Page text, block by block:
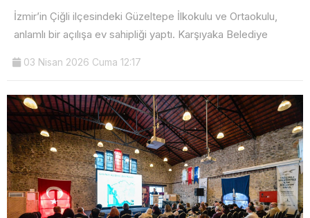
İzmir’in Çiğli ilçesindeki Güzeltepe İlkokulu ve Ortaokulu,
anlamlı bir açılışa ev sahipliği yaptı. Karşıyaka Belediye
03 Nisan 2026 Cuma 12:17